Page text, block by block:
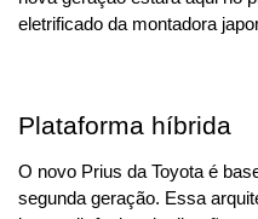
eletrificado da montadora
Plataforma híbrida
O novo Prius da Toyota é
segunda geração. Essa